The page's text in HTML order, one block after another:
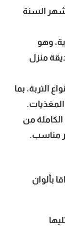
السنة
وهو
منزل
التربة، بما
من
مناسب.
بألوان